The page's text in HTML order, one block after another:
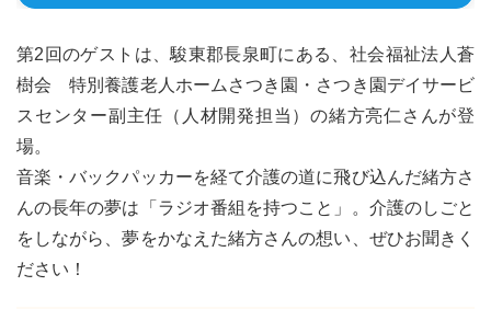
第2回のゲストは、駿東郡長泉町にある、社会福祉法人蒼
樹会 特別養護老人ホームさつき園・さつき園デイサービ
スセンター副主任（人材開発担当）の緒方亮仁さんが登
場。
音楽・バックパッカーを経て介護の道に飛び込んだ緒方さ
んの長年の夢は「ラジオ番組を持つこと」。介護のしごと
をしながら、夢をかなえた緒方さんの想い、ぜひお聞きく
ださい！